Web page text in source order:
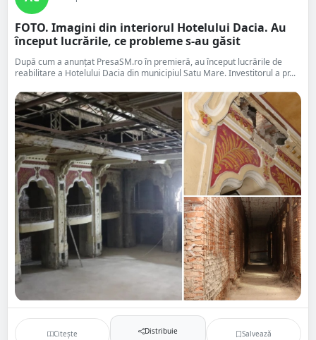
FOTO. Imagini din interiorul Hotelului Dacia. Au
început lucrările, ce probleme s-au găsit
După cum a anunțat PresaSM.ro în premieră, au început lucrările de
reabilitare a Hotelului Dacia din municipiul Satu Mare. Investitorul a pr...
Citește Distribuie Salvează